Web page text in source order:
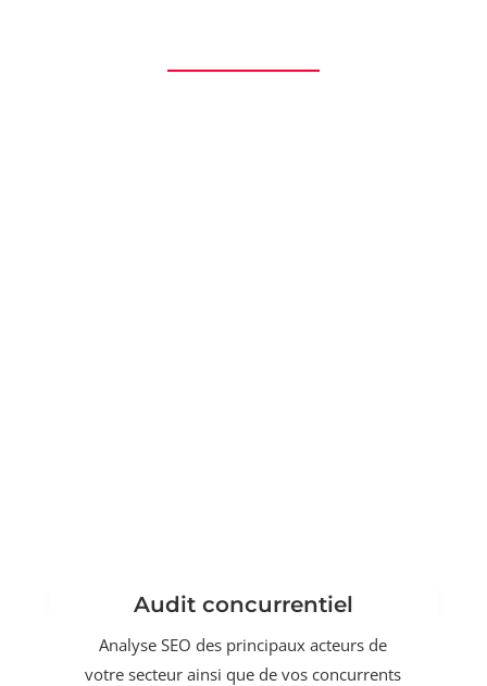
Audit concurrentiel
Analyse SEO des principaux acteurs de
votre secteur ainsi que de vos concurrents